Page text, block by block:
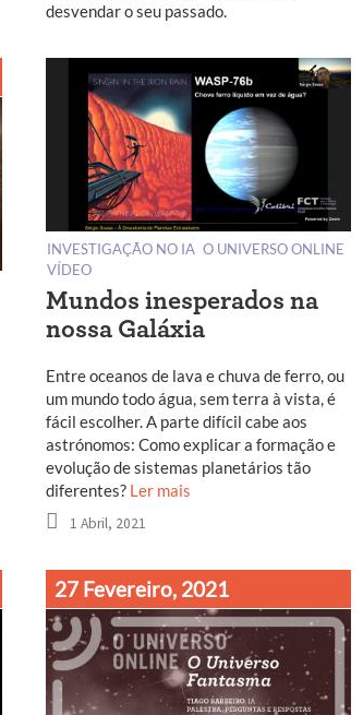
desvendar o seu passado.
INVESTIGAÇÃO NO IA O UNIVERSO ONLINE
VÍDEO
Mundos inesperados na
nossa Galáxia
Entre oceanos de lava e chuva de ferro, ou
um mundo todo água, sem terra à vista, é
fácil escolher. A parte difícil cabe aos
astrónomos: Como explicar a formação e
evolução de sistemas planetários tão
diferentes? Ler mais
1 Abril, 2021
27 Fevereiro, 2021